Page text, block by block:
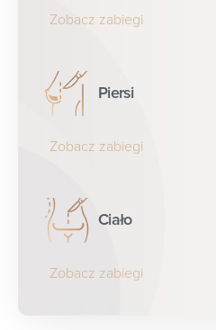
Zobacz zabiegi
Piersi
Zobacz zabiegi
Ciało
Zobacz zabiegi